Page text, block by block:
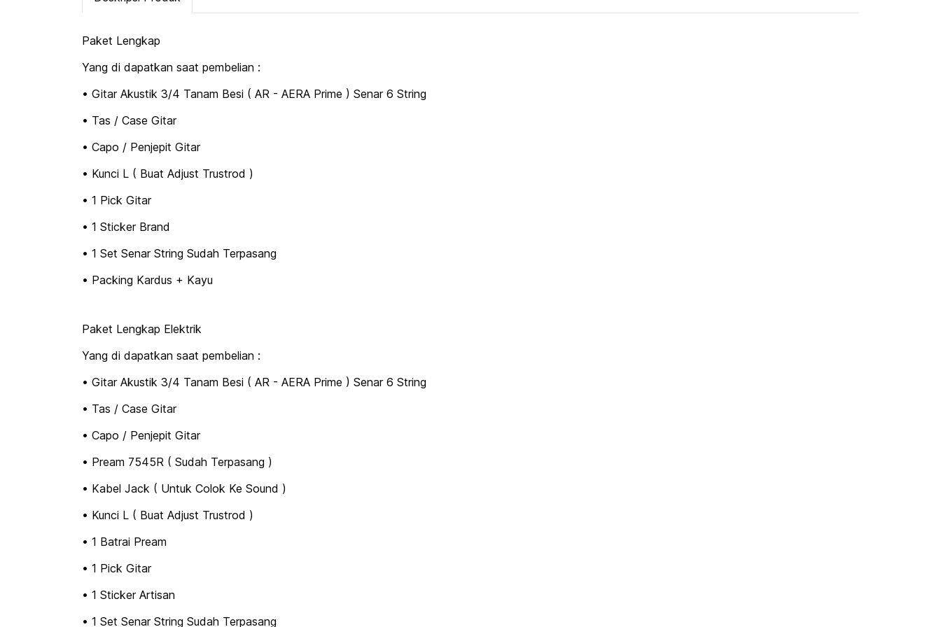
Paket Lengkap
Yang di dapatkan saat pembelian :
• Gitar Akustik 3/4 Tanam Besi ( AR - AERA Prime ) Senar 6 String
• Tas / Case Gitar
• Capo / Penjepit Gitar
• Kunci L ( Buat Adjust Trustrod )
• 1 Pick Gitar
• 1 Sticker Brand
• 1 Set Senar String Sudah Terpasang
• Packing Kardus + Kayu
Paket Lengkap Elektrik
Yang di dapatkan saat pembelian :
• Gitar Akustik 3/4 Tanam Besi ( AR - AERA Prime ) Senar 6 String
• Tas / Case Gitar
• Capo / Penjepit Gitar
• Pream 7545R ( Sudah Terpasang )
• Kabel Jack ( Untuk Colok Ke Sound )
• Kunci L ( Buat Adjust Trustrod )
• 1 Batrai Pream
• 1 Pick Gitar
• 1 Sticker Artisan
• 1 Set Senar String Sudah Terpasang